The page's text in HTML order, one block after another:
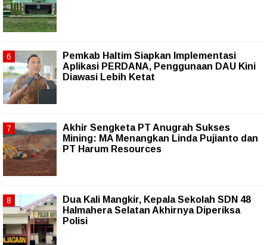
Pemkab Haltim Siapkan Implementasi
Aplikasi PERDANA, Penggunaan DAU Kini
Diawasi Lebih Ketat
Akhir Sengketa PT Anugrah Sukses
Mining: MA Menangkan Linda Pujianto dan
PT Harum Resources
Dua Kali Mangkir, Kepala Sekolah SDN 48
Halmahera Selatan Akhirnya Diperiksa
Polisi